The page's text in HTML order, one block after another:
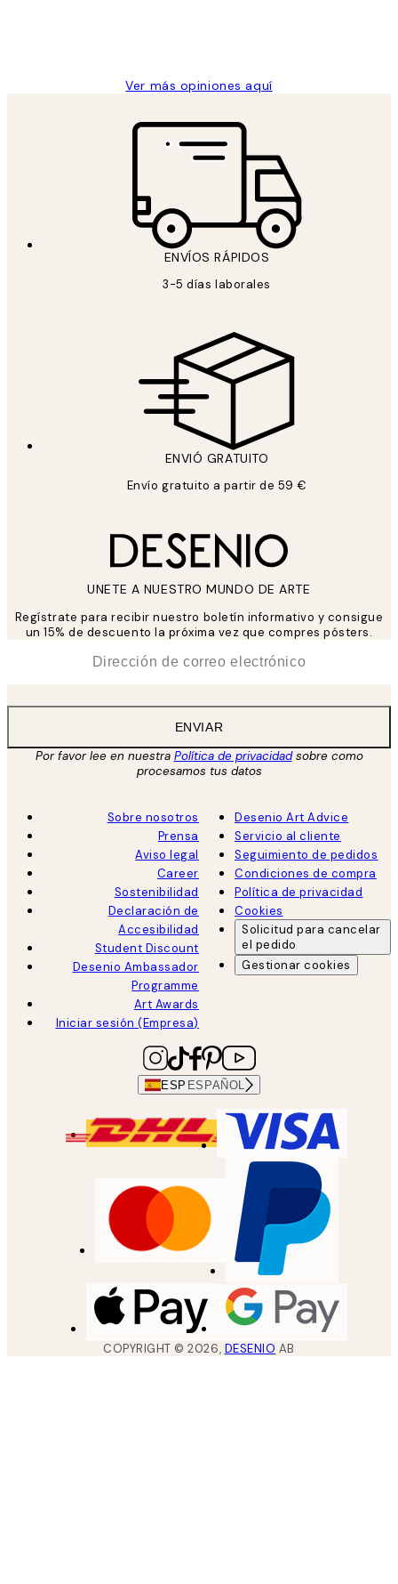
Ver más opiniones aquí
ENVÍOS RÁPIDOS
3-5 días laborales
ENVIÓ GRATUITO
Envío gratuito a partir de 59 €
UNETE A NUESTRO MUNDO DE ARTE
Regístrate para recibir nuestro boletín informativo y consigue
un 15% de descuento la próxima vez que compres pósters.
ENVIAR
Por favor lee en nuestra Política de privacidadsobre como
procesamos tus datos
Sobre nosotros
Prensa
Aviso legal
Career
Sostenibilidad
Declaración de
Accesibilidad
Student Discount
Desenio Ambassador
Programme
Art Awards
Iniciar sesión (Empresa)
Desenio Art Advice
Servicio al cliente
Seguimiento de pedidos
Condiciones de compra
Política de privacidad
Cookies
Solicitud para cancelar
el pedido
Gestionar cookies
ESP ESPAÑOL
COPYRIGHT ©2026, DESENIO AB